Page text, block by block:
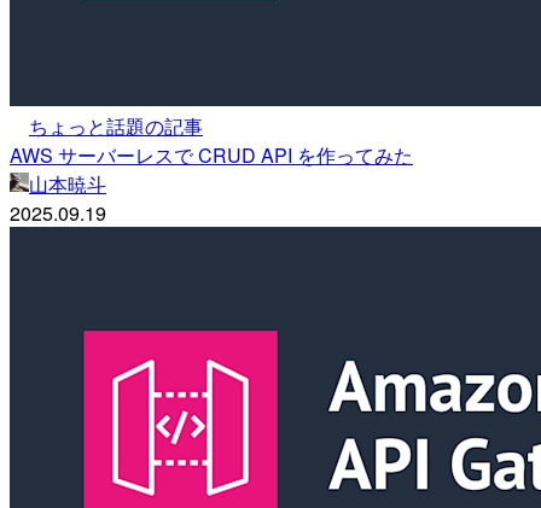
ちょっと話題の記事
AWS サーバーレスで CRUD API を作ってみた
山本暁斗
2025.09.19